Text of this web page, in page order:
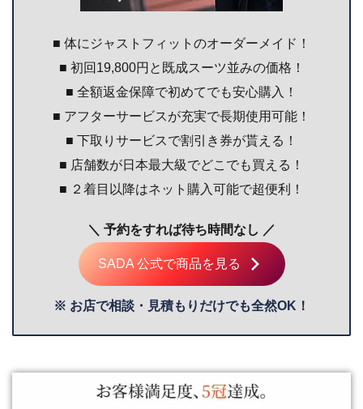
■ 体にジャストフィットのオーダーメイド！
■ 初回19,800円と既成スーツ並みの価格！
■ 全額返金保障で初めてでも安心購入！
■ アフターサービスが充実で長期使用可能！
■ 下取りサービスで割引き券が貰える！
■ 店舗数が日本最大級でどこでも買える！
■ ２着目以降はネット購入可能で超便利！
＼ 予約をすれば待ち時間なし ／
SADA 公式で商品を見る
※ お店で相談・見積もりだけでも全然OK！